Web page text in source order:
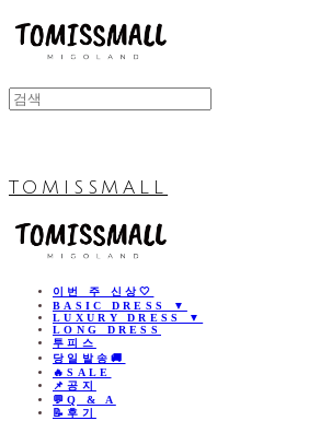
TOMISSMALL
이번 주 신상🤍
BASIC DRESS ▼
LUXURY DRESS ▼
LONG DRESS
투피스
당일발송🚚
🔥SALE
📌공지
💬Q & A
📝후기